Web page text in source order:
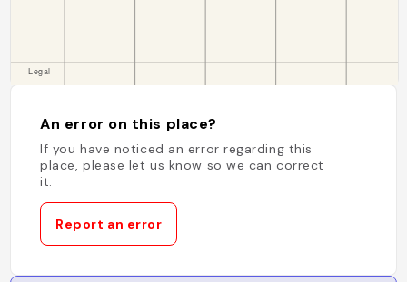
An error on this place?
If you have noticed an error regarding this
place, please let us know so we can correct
it.
Report an error